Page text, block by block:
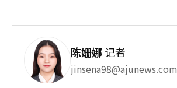
陈姗娜记者
jinsena98@ajunews.com